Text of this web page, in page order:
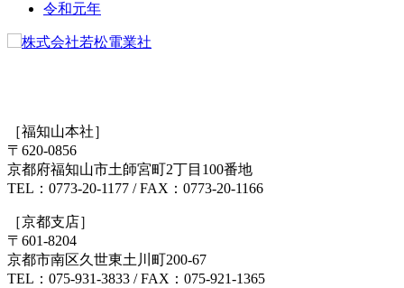
ン
令和元年
［福知山本社］
〒620-0856
京都府福知山市土師宮町2丁目100番地
TEL：0773-20-1177 / FAX：0773-20-1166
［京都支店］
〒601-8204
京都市南区久世東土川町200-67
TEL：075-931-3833 / FAX：075-921-1365